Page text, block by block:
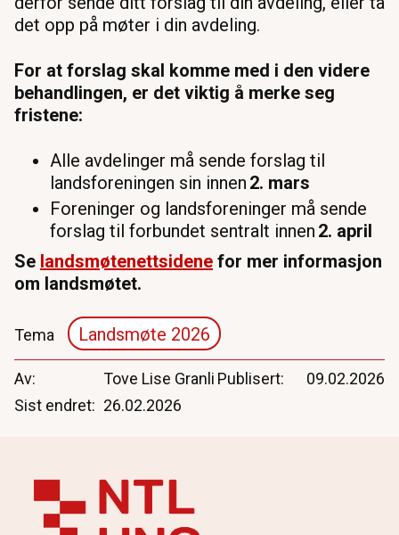
det opp på møter i din avdeling.
For at forslag skal komme med i den videre
behandlingen, er det viktig å merke seg
fristene:
Alle avdelinger må sende forslag til
landsforeningen sin innen 2. mars
Foreninger og landsforeninger må sende
forslag til forbundet sentralt innen 2. april
Se landsmøtenettsidene for mer informasjon
om landsmøtet.
Tema Landsmøte 2026
Av Tove Lise Granli Publisert
09.02.2026
Sist endret
26.02.2026